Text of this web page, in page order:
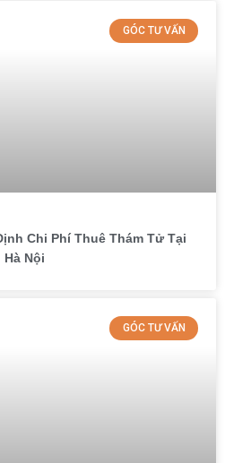
GÓC TƯ VẤN
Chi Phí Thuê Thám Tử Tại
Hà Nội
GÓC TƯ VẤN